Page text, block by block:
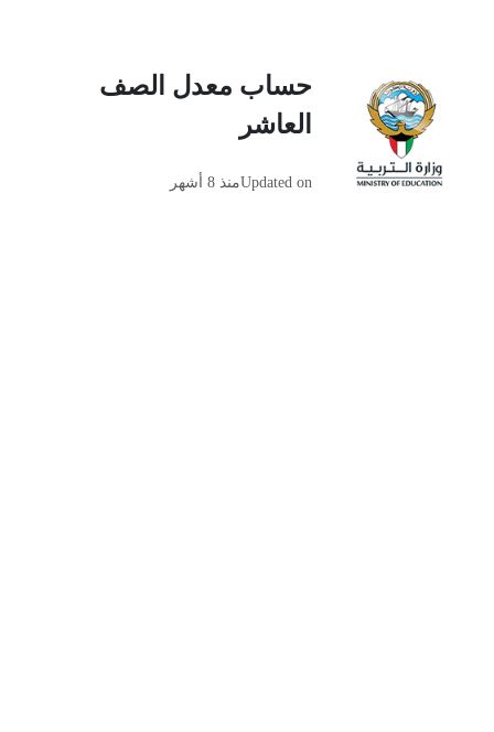
حساب معدل الصف
العاشر
Updated onمنذ 8 أشهر